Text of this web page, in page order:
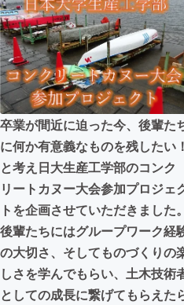
テクノロジー・ガジ
映像・映画
ビジネス・起業
まちづくり・地域活
CAMPFIRE for Social
CAMPFIREふるさと納税
卒業が間近に迫った今、後輩た
に何か有意義なものを残したい！
と考え日大生産工学部のコンク
リートカヌー大会参加プロジェ
トを企画させていただきました。
後輩たちにはグループワーク経
の大切さ、そしてものづくりの
しさを学んでもらい、土木技術
としての成長に繋げてもらえた